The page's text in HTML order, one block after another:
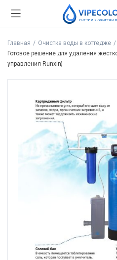
Главная
Очистка воды в коттедже
Готовое решение для удаления
управления Runxin)